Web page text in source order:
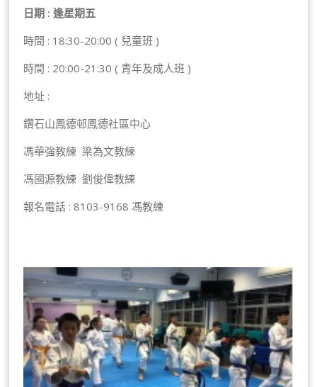
日期 : 逢星期五
時間 : 18:30-20:00 ( 兒童班 )
時間 : 20:00-21:30 ( 青年及成人班 )
地址 :
鑽石山鳳德邨鳳德社區中心
馮華強教練 梁為文教練
馮國源教練 劉俊偉教練
報名電話 : 8103-9168 馮教練